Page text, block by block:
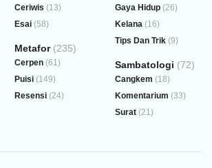
Ceriwis (13)
Esai (58)
Metafor(235)
Cerpen (61)
Puisi (149)
Resensi (24)
Gaya Hidup (26)
Kelana (16)
Tips Dan Trik (9)
Sambatologi (72)
Cangkem (18)
Komentarium (33)
Surat (21)